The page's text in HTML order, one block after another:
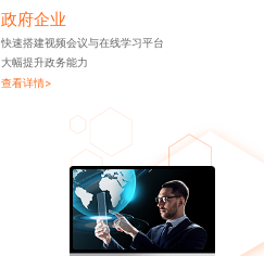
政府企业
快速搭建视频会议与在线学习平台
大幅提升政务能力
查看详情>